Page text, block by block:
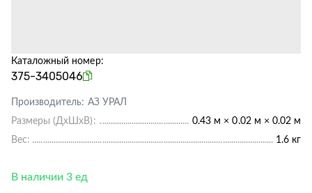
Каталожный номер:
375-3405046
Производитель: АЗ УРАЛ
Размеры (ДхШхВ):
0.43 м × 0.02 м × 0.02 м
Вес:
1.6 кг
В наличии 3 ед